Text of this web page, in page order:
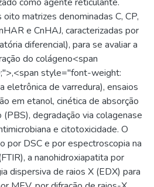
matrizes denominadas C, CP,
e CnHAJ, caracterizadas por
diferencial), para se avaliar a
do colágeno<span
style="font-weight:
eletrônica de varredura), ensaios
em etanol, cinética de absorção
degradação via colagenase
e citotoxicidade. O
por DSC e por espectroscopia na
a nanohidroxiapatita por
dispersiva de raios X (EDX) para